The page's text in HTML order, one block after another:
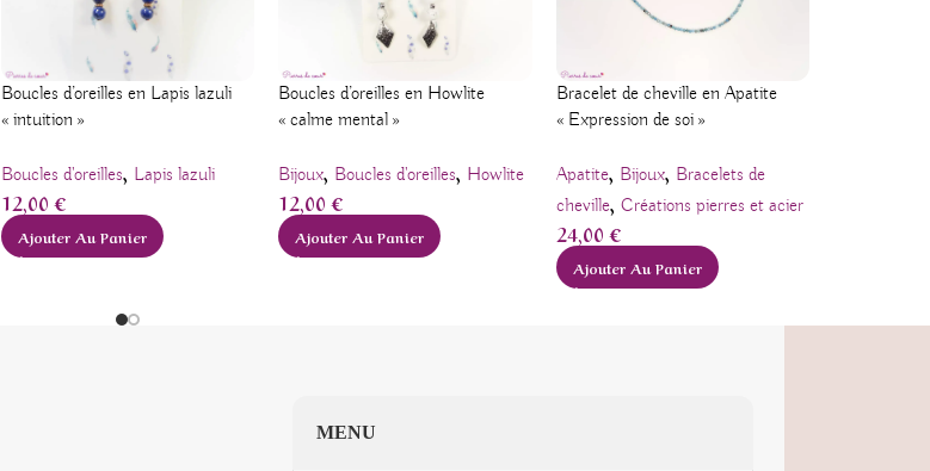
Boucles d’oreilles en Lapis lazuli
« intuition »
Boucles d'oreilles, Lapis lazuli
12,00€
Ajouter Au Panier
Boucles d’oreilles en Howlite
« calme mental »
Bijoux, Boucles d'oreilles, Howlite
12,00€
Ajouter Au Panier
Bracelet de cheville en Apatite
« Expression de soi »
Apatite, Bijoux, Bracelets de
cheville, Créations pierres et acier
24,00€
Ajouter Au Panier
MENU